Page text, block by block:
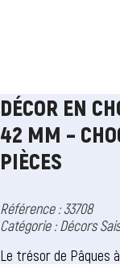
DÉCOR EN
42 MM –
PIÈCES
Référence : 33708
Catégorie :Décors
Le trésor de Pâques